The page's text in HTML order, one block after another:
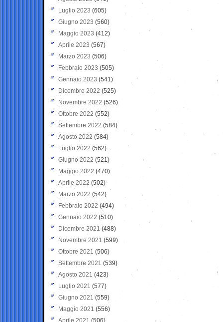
Luglio 2023 (605)
Giugno 2023 (560)
Maggio 2023 (412)
Aprile 2023 (567)
Marzo 2023 (506)
Febbraio 2023 (505)
Gennaio 2023 (541)
Dicembre 2022 (525)
Novembre 2022 (526)
Ottobre 2022 (552)
Settembre 2022 (584)
Agosto 2022 (584)
Luglio 2022 (562)
Giugno 2022 (521)
Maggio 2022 (470)
Aprile 2022 (502)
Marzo 2022 (542)
Febbraio 2022 (494)
Gennaio 2022 (510)
Dicembre 2021 (488)
Novembre 2021 (599)
Ottobre 2021 (506)
Settembre 2021 (539)
Agosto 2021 (423)
Luglio 2021 (577)
Giugno 2021(559)
Maggio 2021 (556)
Aprile 2021 (506)